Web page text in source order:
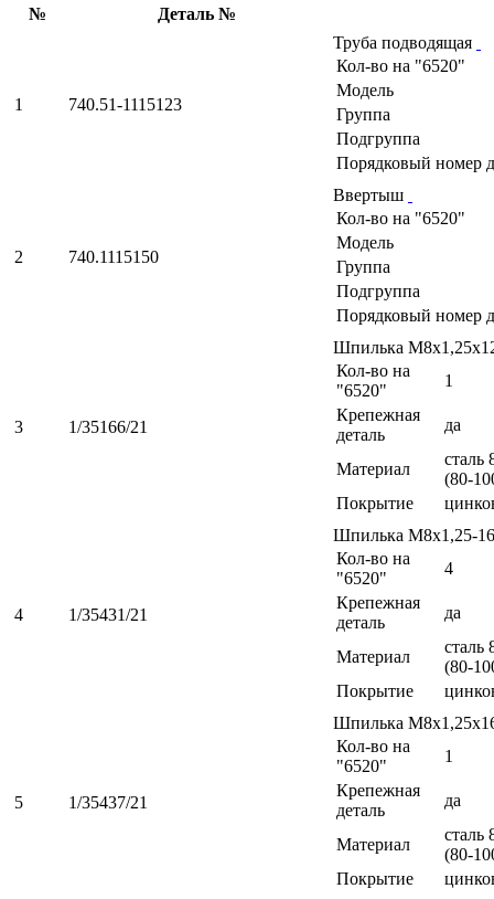
№ Деталь №
1 740.51-1115123
Труба подводящая
Кол-во на "6520"
Модель
Группа
Подгруппа
Порядковый номер
2 740.1115150
Ввертыш
Кол-во на "6520"
Модель
Группа
Подгруппа
Порядковый номер
3 1/35166/21
Шпилька
Кол-во на
"6520"
1
Крепежная
деталь
да
Материал
сталь
(80-
Покрытие
4 1/35431/21
Шпилька М8х1,25-
Кол-во на
"6520"
4
Крепежная
деталь
да
Материал
сталь
(80-
Покрытие
5 1/35437/21
Шпилька
Кол-во на
"6520"
1
Крепежная
деталь
да
Материал
сталь
(80-
Покрытие